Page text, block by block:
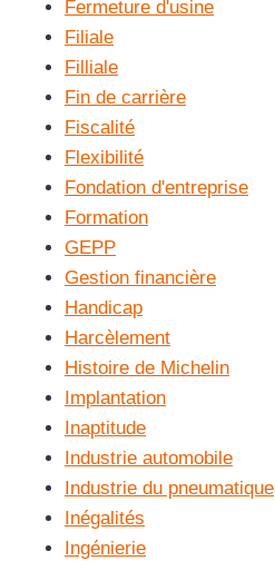
Fermeture d'usine
Filiale
Filliale
Fin de carrière
Fiscalité
Flexibilité
Fondation d'entreprise
Formation
GEPP
Gestion financière
Handicap
Harcèlement
Histoire de Michelin
Implantation
Inaptitude
Industrie automobile
Industrie du pneumatique
Inégalités
Ingénierie